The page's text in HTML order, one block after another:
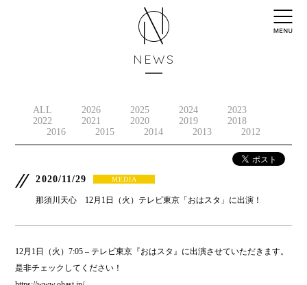
NEWS
ALL 2026 2025 2024
2023
2022
2021 2020 2019
2018
2016
2015 2014 2013 2012
2020/11/29 MEDIA
那須川天心 12月1日（火）テレビ東京「おはスタ」に出演！
12月1日（火）7:05 – テレビ東京『おはスタ』に出演させていただきます。
是非チェックしてください！